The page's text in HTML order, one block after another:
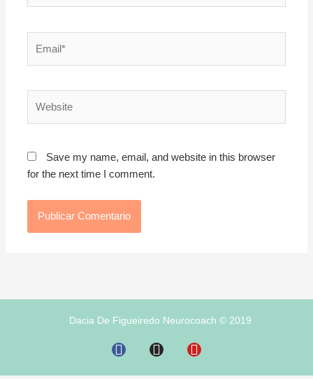
Save my name, email, and website in this browser
for the next time I comment.
Dacia De Figueiredo Neurocoach © 2019
F
I
Y